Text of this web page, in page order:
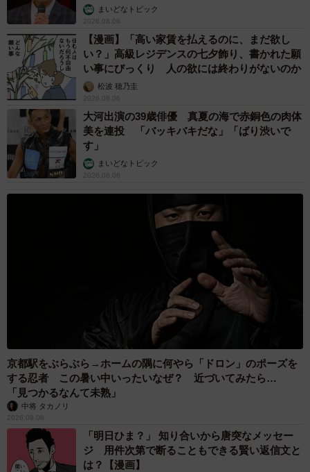
まいどなトピック
2026.08.06
【漫画】「高い家賃を払えるのに、まだ欲し
い？」高級レジデンスの七夕飾り、書かれた願
い事にびっくり 人の欲には終わりがないのか
松波 穂乃圭
2026.08.06
大河出演の39歳俳優 真夏の海で赤銅色の肉体
美を連投 「バッキバキだな」「ばり渋いで
す」
まいどなトピック
2026.08.06
京都駅をぶらぶら→ホームの隅に何やら「ドロン」のポーズを
する忍者 この暑い中いったいなぜ？ 近づいてみたら…
「見つかるなんて未熟」
中将 タカノリ
2026.08.06
「明日ひま？」 知り合いから唐突なメッセー
ジ 用件次第で断ることもできる賢い返信文と
は？【漫画】